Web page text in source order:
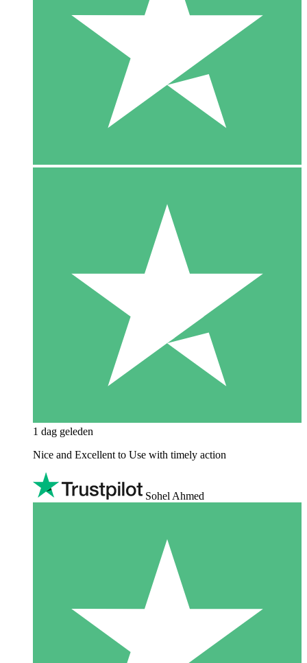
1 dag geleden
Nice and Excellent to Use with timely action
Sohel Ahmed